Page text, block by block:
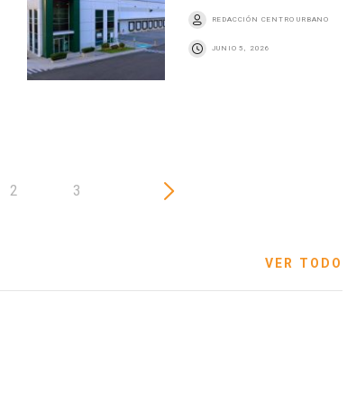
REDACCIÓN CENTRO URBANO
JUNIO 5, 2026
2 3
VER TODO